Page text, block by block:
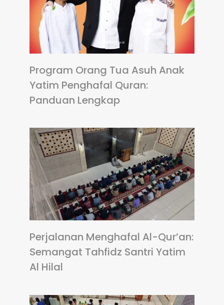
Program Orang Tua Asuh Anak
Yatim Penghafal Quran:
Panduan Lengkap
Perjalanan Menghafal Al-Qur’an:
Semangat Tahfidz Santri Yatim
Al Hilal